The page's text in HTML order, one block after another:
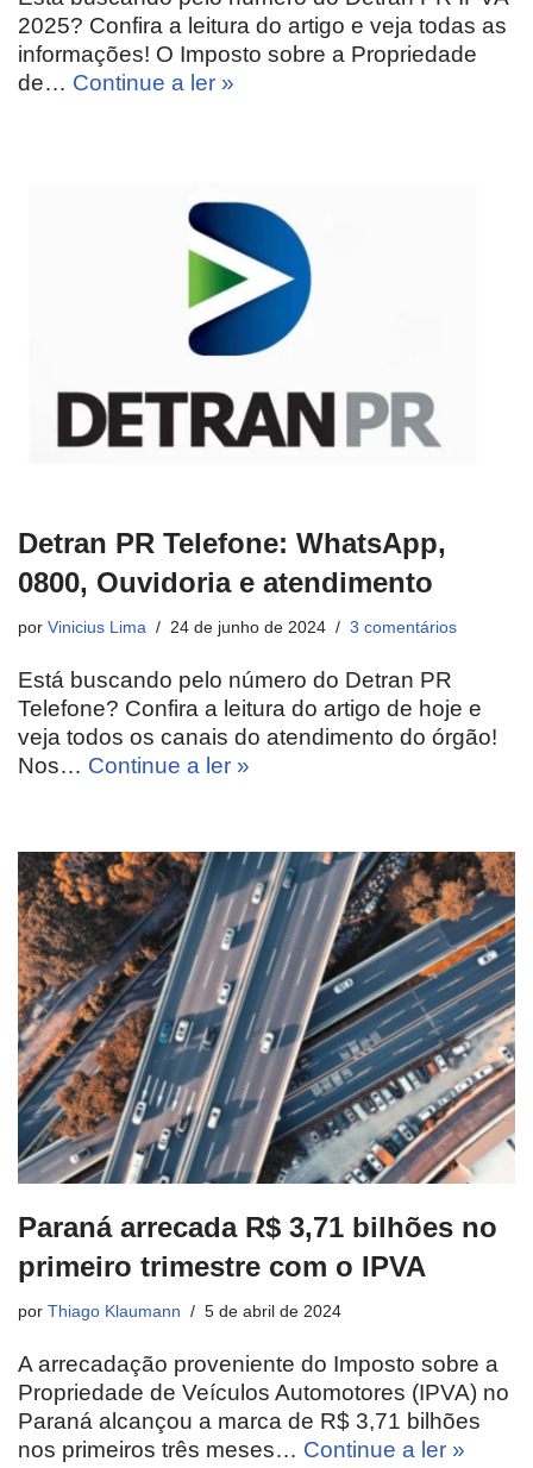
2025? Confira a leitura do artigo e veja todas as
informações! O Imposto sobre a Propriedade
de… Continue a ler »
Detran PR Telefone: WhatsApp,
0800, Ouvidoria e atendimento
por Vinicius Lima 24 de junho de 2024 3 comentários
Está buscando pelo número do Detran PR
Telefone? Confira a leitura do artigo de hoje e
veja todos os canais do atendimento do órgão!
Nos… Continue a ler »
Paraná arrecada R$ 3,71 bilhões no
primeiro trimestre com o IPVA
por Thiago Klaumann 5 de abril de 2024
A arrecadação proveniente do Imposto sobre a
Propriedade de Veículos Automotores (IPVA) no
Paraná alcançou a marca de R$ 3,71 bilhões
nos primeiros três meses… Continue a ler »